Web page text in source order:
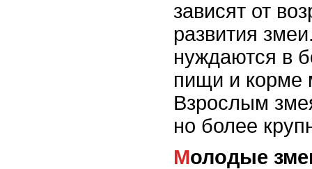
зависят от
развития
нуждаются в
пищи и корме
Взрослым
но более
Молодые